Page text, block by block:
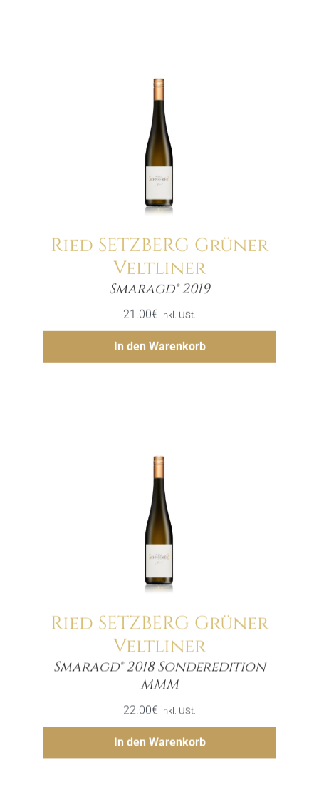
Ried SETZBERG Grüner
Veltliner
Smaragd® 2019
21.00€ inkl. USt.
In den Warenkorb
Menge
Hinzufügen
Ried SETZBERG Grüner
Veltliner
Smaragd® 2018 Sonderedition
MMM
22.00€ inkl. USt.
In den Warenkorb
Menge